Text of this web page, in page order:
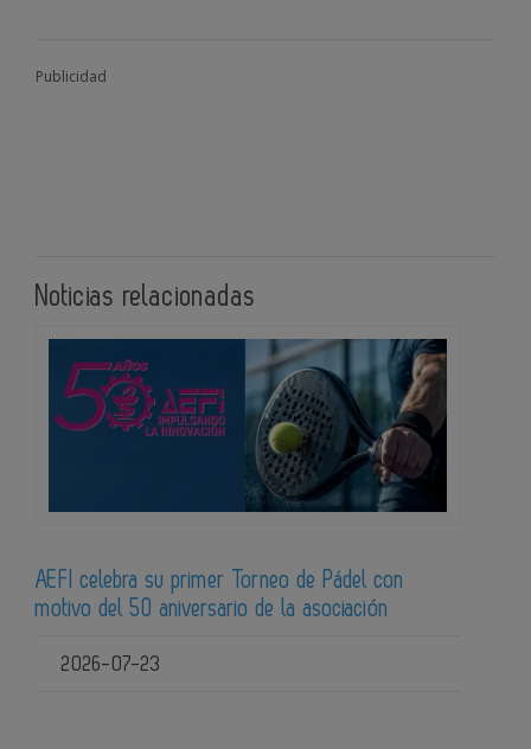
Publicidad
Noticias relacionadas
AEFI celebra su primer Torneo de Pádel con
motivo del 50 aniversario de la asociación
2026-07-23